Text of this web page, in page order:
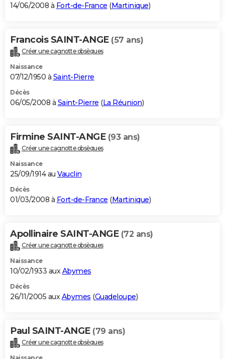
14/06/2008 à Fort-de-France (Martinique)
Francois SAINT-ANGE (57 ans)
Créer une cagnotte obsèques
Naissance
07/12/1950 à Saint-Pierre
Décès
06/05/2008 à Saint-Pierre (La Réunion)
Firmine SAINT-ANGE (93 ans)
Créer une cagnotte obsèques
Naissance
25/09/1914 au Vauclin
Décès
01/03/2008 à Fort-de-France (Martinique)
Apollinaire SAINT-ANGE (72 ans)
Créer une cagnotte obsèques
Naissance
10/02/1933 auxAbymes
Décès
26/11/2005 auxAbymes (Guadeloupe)
Paul SAINT-ANGE (79 ans)
Créer une cagnotte obsèques